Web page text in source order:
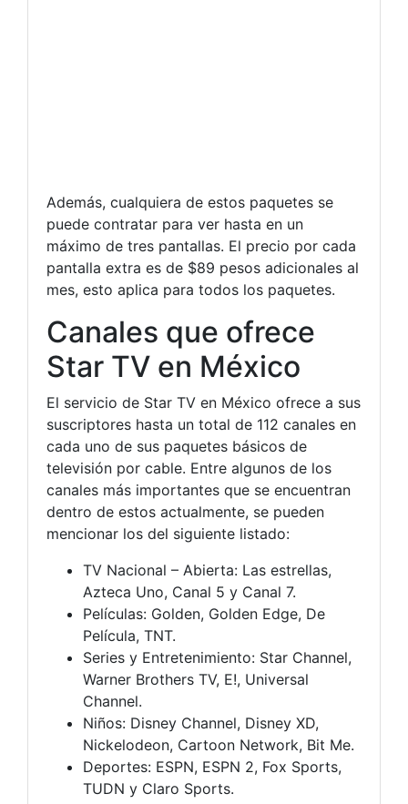
Además, cualquiera de estos paquetes se
puede contratar para ver hasta en un
máximo de tres pantallas. El precio por cada
pantalla extra es de $89 pesos adicionales al
mes, esto aplica para todos los paquetes.
Canales que ofrece
Star TV en México
El servicio de Star TV en México ofrece a sus
suscriptores hasta un total de 112 canales en
cada uno de sus paquetes básicos de
televisión por cable. Entre algunos de los
canales más importantes que se encuentran
dentro de estos actualmente, se pueden
mencionar los del siguiente listado:
TV Nacional – Abierta: Las estrellas,
Azteca Uno, Canal 5 y Canal 7.
Películas: Golden, Golden Edge, De
Película, TNT.
Series y Entretenimiento: Star Channel,
Warner Brothers TV, E!, Universal
Channel.
Niños: Disney Channel, Disney XD,
Nickelodeon, Cartoon Network, Bit Me.
Deportes: ESPN, ESPN 2, Fox Sports,
TUDN y Claro Sports.